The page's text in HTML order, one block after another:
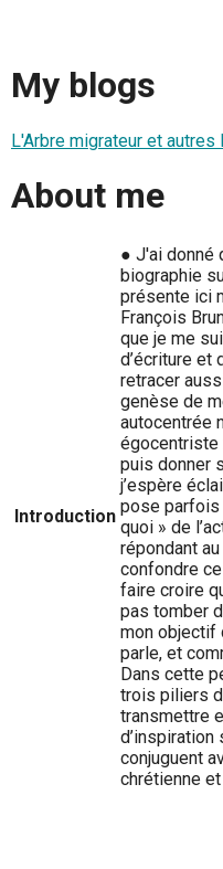
My blogs
L'Arbre migrateur et autres
About me
Introduction
● J'ai donné
biographie
présente ici
François
que je me
d’écriture et
retracer
genèse de
autocentrée
égocentriste
puis donner
j’espère
pose parfois
quoi » de
répondant
confondre
faire croire
pas tomber
mon objectif
parle, et
Dans cette
trois piliers
transmettre
conjuguent
chrétienne